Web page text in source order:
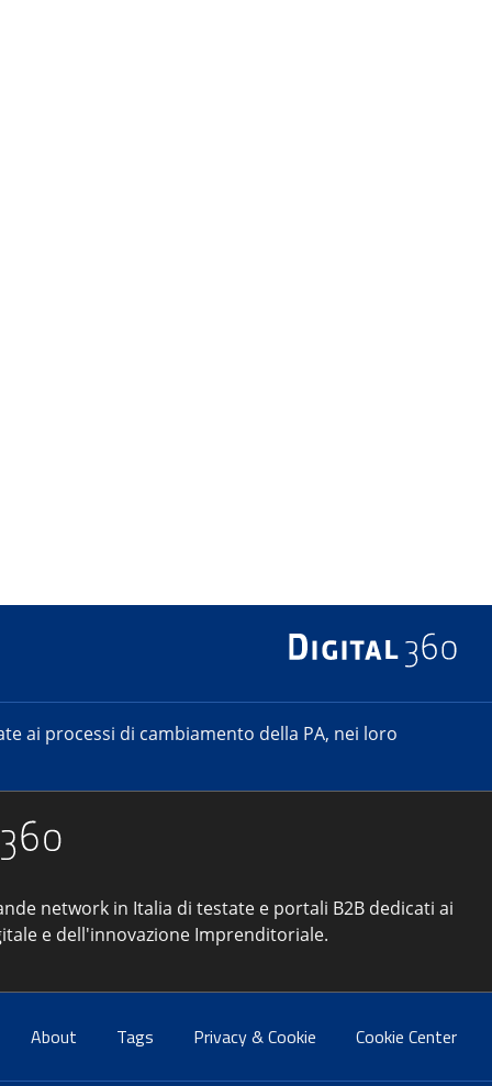
ai processi di cambiamento della PA, nei loro
network in Italia di testate e portali B2B dedicati ai
e dell'innovazione Imprenditoriale.
About Tags Privacy & Cookie Cookie Center